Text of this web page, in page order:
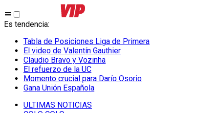
Es tendencia:
Tabla de Posiciones Liga de Primera
El video de Valentín Gauthier
Claudio Bravo y Vozinha
El refuerzo de la UC
Momento crucial para Darío Osorio
Gana Unión Española
ULTIMAS NOTICIAS